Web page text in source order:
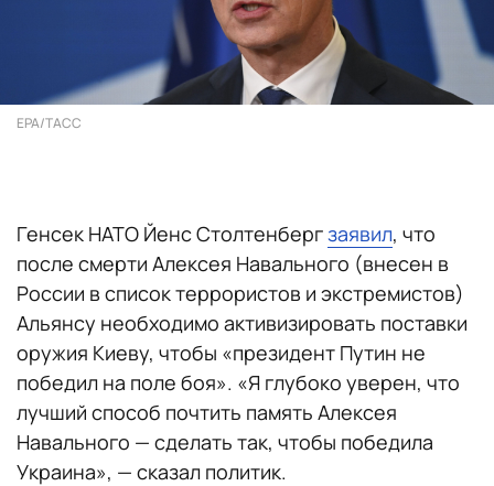
EPA/ТАСС
Генсек НАТО Йенс Столтенбергзаявил, что
после смерти Алексея Навального (внесен в
России в список террористов и экстремистов)
Альянсу необходимо активизировать поставки
оружия Киеву, чтобы «президент Путин не
победил на поле боя». «Я глубоко уверен, что
лучший способ почтить память Алексея
Навального — сделать так, чтобы победила
Украина», — сказал политик.